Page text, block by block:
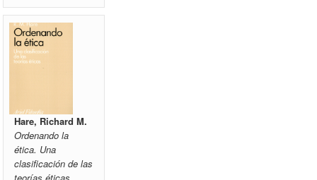
Hare, Richard M.
Ordenando la
ética. Una
clasificación de las